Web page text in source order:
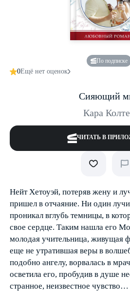
По подписке
0Ещё нет оценок
Сияющий
Кара
ЧИТАТЬ В
Нейт Хетоуэй, потеряв жену и
пришел в отчаяние. Ни один
проникал вглубь темницы, в
свое сердце. Таким нашла его
молодая учительница, живущая
еще не утратившая веры в
подобно ангелу, ворвалась в
осветила его, пробудив в душе
странное, неизвестное чувство…